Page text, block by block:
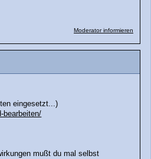
Moderator informieren
eingesetzt...)
bearbeiten/
mußt du mal selbst